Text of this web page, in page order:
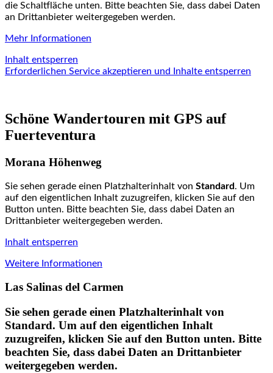
die Schaltfläche unten. Bitte beachten Sie, dass dabei Daten
an Drittanbieter weitergegeben werden.
Mehr Informationen
Inhalt entsperren
Erforderlichen Service akzeptieren und Inhalte entsperren
Schöne Wandertouren mit GPS auf
Fuerteventura
Morana Höhenweg
Sie sehen gerade einen Platzhalterinhalt von Standard. Um
auf den eigentlichen Inhalt zuzugreifen, klicken Sie auf den
Button unten. Bitte beachten Sie, dass dabei Daten an
Drittanbieter weitergegeben werden.
Inhalt entsperren
Weitere Informationen
Las Salinas del Carmen
Sie sehen gerade einen Platzhalterinhalt von
Standard. Um auf den eigentlichen Inhalt
zuzugreifen, klicken Sie auf den Button unten. Bitte
beachten Sie, dass dabei Daten an Drittanbieter
weitergegeben werden.